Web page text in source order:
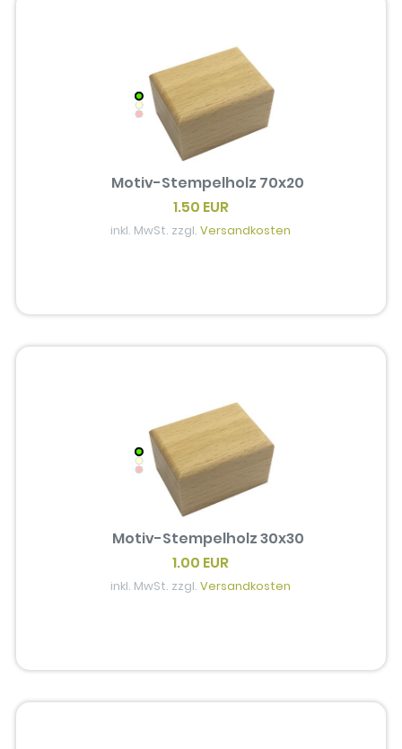
Motiv-Stempelholz 70x20
1.50 EUR
inkl. MwSt. zzgl.Versandkosten
Motiv-Stempelholz 30x30
1.00 EUR
inkl. MwSt. zzgl.Versandkosten